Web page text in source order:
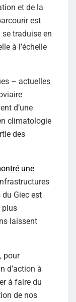
et de la
est
traduise en
à l’échelle
– actuelles
d’une
climatologie
des
une
Giec est
plus
laissent
pour
d’action à
à faire du
de nos